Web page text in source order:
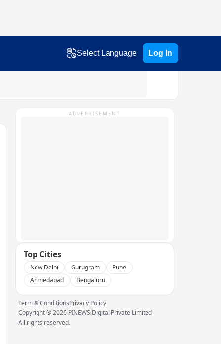
Select Language Log In
ADVERTISEMENT
Top Cities
New Delhi Gurugram
Pune
Ahmedabad
Bengaluru
Term & ConditionsPrivacy Policy
Copyright ®2026 PINEWS Digital Private Limited
All rights reserved.